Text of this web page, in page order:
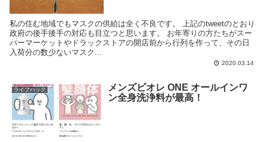
私の住む地域でもマスクの供給は全く不良です。 上記のtweetのとおり
政府の後手後手の対応も目立つと思います。 お年寄りの方たちがスー
パーマーケットやドラックストアの開店前から行列を作って、その日
入荷分の数少ないマスク...
2020.03.14
ライフハック
メンズビオレ ONE オールインワ
ン全身洗浄料が最高！